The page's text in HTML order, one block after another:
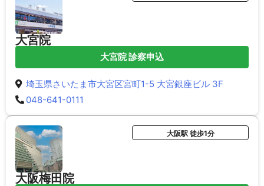
大宮院
大宮院 診察申込
埼玉県さいたま市大宮区宮町1-5 大宮銀座ビル 3F
048-641-0111
大阪梅田院
大阪駅 徒歩1分